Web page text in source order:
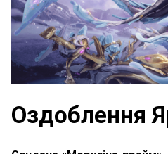
Оздоблення